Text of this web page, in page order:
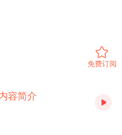
免费订阅
容简介